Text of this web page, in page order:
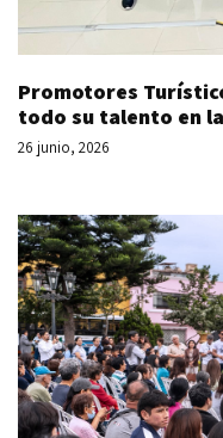
Promotores
todo su talento en
26 junio, 2026